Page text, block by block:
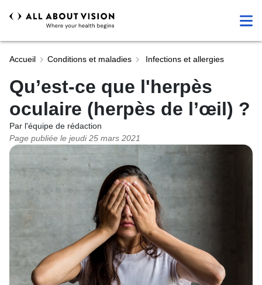
Accueil Conditions et maladies Infections et allergies
Qu’est-ce que l'herpès
oculaire (herpès de l’œil) ?
Par l'équipe de rédaction
Page publiée le jeudi 25 mars 2021